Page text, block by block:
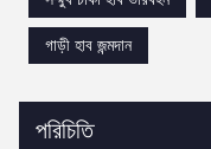
গাড়ী হাব জন্মদান
পরিচিতি